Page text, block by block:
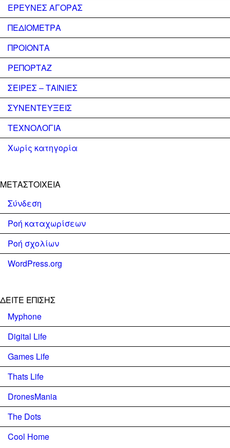
ΕΡΕΥΝΕΣ ΑΓΟΡΑΣ
ΠΕΔΙΟΜΕΤΡΑ
ΠΡΟΙΟΝΤΑ
ΡΕΠΟΡΤΑΖ
ΣΕΙΡΕΣ – ΤΑΙΝΙΕΣ
ΣΥΝΕΝΤΕΥΞΕΙΣ
ΤΕΧΝΟΛΟΓΙΑ
Χωρίς κατηγορία
ΜΕΤΑΣΤΟΙΧΕΊΑ
Σύνδεση
Ροή καταχωρίσεων
Ροή σχολίων
WordPress.org
ΔΕΊΤΕ ΕΠΊΣΗΣ
Myphone
Digital Life
Games Life
Thats Life
DronesMania
The Dots
Cool Home